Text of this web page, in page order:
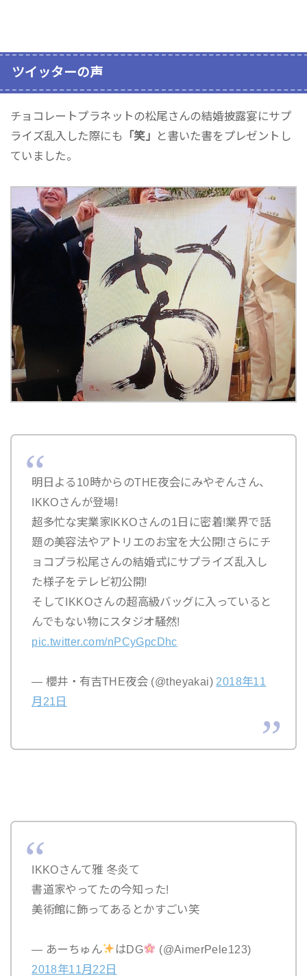
ツイッターの声
チョコレートプラネットの松尾さんの結婚披露宴にサプ
ライズ乱入した際にも
「笑」
と書いた書をプレゼントし
ていました。
明日よる10時からのTHE夜会にみやぞんさん、
IKKOさんが登場!
超多忙な実業家IKKOさんの1日に密着!業界で話
題の美容法やアトリエのお宝を大公開!さらにチ
ョコプラ松尾さんの結婚式にサプライズ乱入し
た様子をテレビ初公開!
そしてIKKOさんの超高級バッグに入っていると
んでもない物にスタジオ騒然!
pic.twitter.com/nPCyGpcDhc
— 櫻井・有吉THE夜会 (@theyakai) 2018年11
月21日
IKKOさんて雅 冬炎て
書道家やってたの今知った!
美術館に飾ってあるとかすごい笑
— あーちゅん はDG
(@AimerPele123)
2018年11月22日